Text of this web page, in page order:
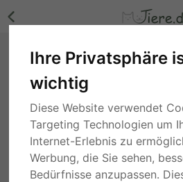
Ihre Privatsphäre
wichtig
Diese Website verwendet
Targeting Technologien um
Internet-Erlebnis zu
Werbung, die Sie sehen,
Bedürfnisse anzupassen.
Pinto, Terrier - Rüde Bilder
Zürich, vor 3 Jahren